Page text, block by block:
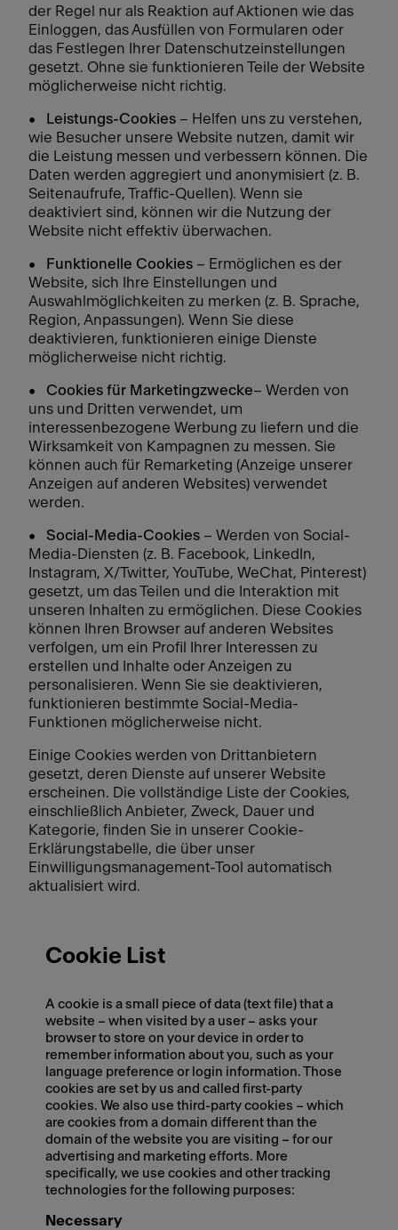
der Regel nur als Reaktion auf Aktionen wie das
Einloggen, das Ausfüllen von Formularen oder
das Festlegen Ihrer Datenschutzeinstellungen
gesetzt. Ohne sie funktionieren Teile der Website
möglicherweise nicht richtig.
• Leistungs-Cookies – Helfen uns zu verstehen,
wie Besucher unsere Website nutzen, damit wir
die Leistung messen und verbessern können. Die
Daten werden aggregiert und anonymisiert (z. B.
Seitenaufrufe, Traffic-Quellen). Wenn sie
deaktiviert sind, können wir die Nutzung der
Website nicht effektiv überwachen.
• Funktionelle Cookies – Ermöglichen es der
Website, sich Ihre Einstellungen und
Auswahlmöglichkeiten zu merken (z. B. Sprache,
Region, Anpassungen). Wenn Sie diese
deaktivieren, funktionieren einige Dienste
möglicherweise nicht richtig.
• Cookies für Marketingzwecke– Werden von
uns und Dritten verwendet, um
interessenbezogene Werbung zu liefern und die
Wirksamkeit von Kampagnen zu messen. Sie
können auch für Remarketing (Anzeige unserer
Anzeigen auf anderen Websites) verwendet
werden.
• Social-Media-Cookies – Werden von Social-
Media-Diensten (z. B. Facebook, LinkedIn,
Instagram, X/Twitter, YouTube, WeChat, Pinterest)
gesetzt, um das Teilen und die Interaktion mit
unseren Inhalten zu ermöglichen. Diese Cookies
können Ihren Browser auf anderen Websites
verfolgen, um ein Profil Ihrer Interessen zu
erstellen und Inhalte oder Anzeigen zu
personalisieren. Wenn Sie sie deaktivieren,
funktionieren bestimmte Social-Media-
Funktionen möglicherweise nicht.
Einige Cookies werden von Drittanbietern
gesetzt, deren Dienste auf unserer Website
erscheinen. Die vollständige Liste der Cookies,
einschließlich Anbieter, Zweck, Dauer und
Kategorie, finden Sie in unserer Cookie-
Erklärungstabelle, die über unser
Einwilligungsmanagement-Tool automatisch
aktualisiert wird.
Cookie List
A cookie is a small piece of data (text file) that a
website – when visited by a user – asks your
browser to store on your device in order to
remember information about you, such as your
language preference or login information. Those
cookies are set by us and called first-party
cookies. We also use third-party cookies – which
are cookies from a domain different than the
domain of the website you are visiting – for our
advertising and marketing efforts. More
specifically, we use cookies and other tracking
technologies for the following purposes:
Necessary